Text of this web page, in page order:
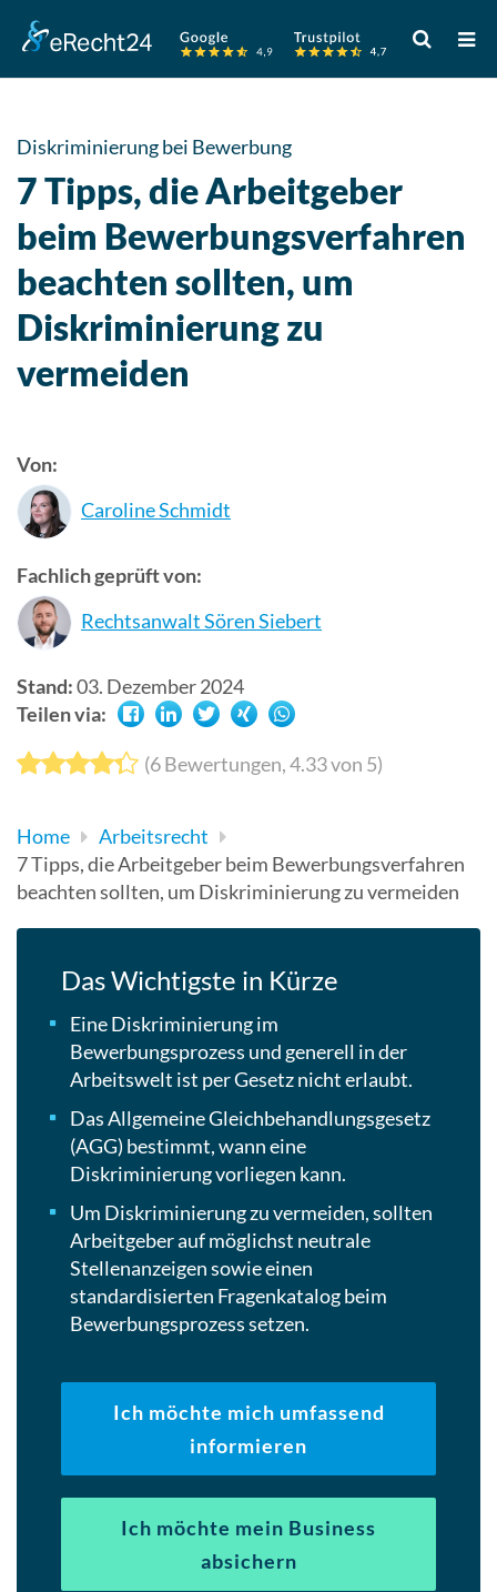
Verwende
die
Pfeile
unten,
um
das
Diskriminierung bei Bewerbung
7 Tipps, die Arbeitgeber
beim Bewerbungsverfahren
beachten sollten, um
Diskriminierung zu
vermeiden
Von:
Caroline Schmidt
Fachlich geprüft von:
Rechtsanwalt Sören Siebert
Stand:03. Dezember 2024
Teilen via:
(6Bewertungen,4.33von 5)
Home
Arbeitsrecht
7 Tipps, die Arbeitgeber beim Bewerbungsverfahren
beachten sollten, um Diskriminierung zu vermeiden
Das Wichtigste in Kürze
Eine Diskriminierung im
Bewerbungsprozess und generell in der
Arbeitswelt ist per Gesetz nicht erlaubt.
Das Allgemeine Gleichbehandlungsgesetz
(AGG) bestimmt, wann eine
Diskriminierung vorliegen kann.
Um Diskriminierung zu vermeiden, sollten
Arbeitgeber auf möglichst neutrale
Stellenanzeigen sowie einen
standardisierten Fragenkatalog beim
Bewerbungsprozess setzen.
Ich möchte mich umfassend
informieren
Ich möchte mein Business
absichern